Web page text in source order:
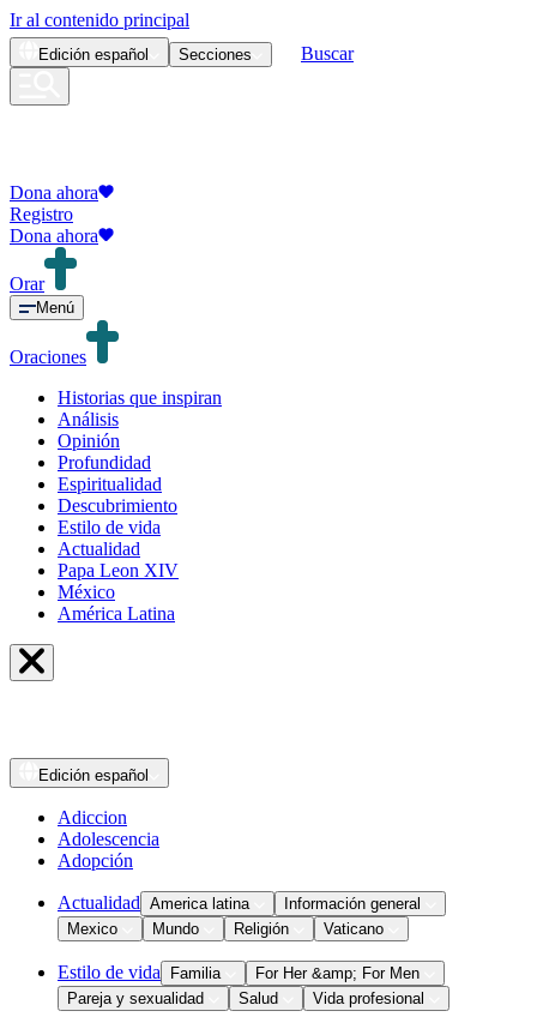
Ir al contenido principal
Edición español Secciones Buscar
Dona ahora
Registro
Dona ahora
Orar
Menú
Oraciones
Historias que inspiran
Análisis
Opinión
Profundidad
Espiritualidad
Descubrimiento
Estilo de vida
Actualidad
Papa Leon XIV
México
América Latina
Edición español
Adiccion
Adolescencia
Adopción
Actualidad America latina
Información general
Mexico
Mundo Religión Vaticano
Estilo de vida Familia
For Her &amp; For Men
Pareja y sexualidad
Salud Vida profesional